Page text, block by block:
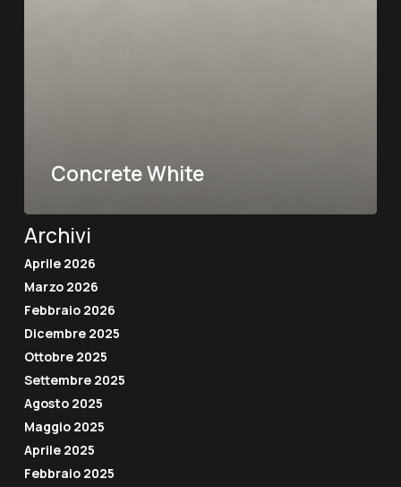
Concrete White
Archivi
Aprile 2026
Marzo 2026
Febbraio 2026
Dicembre 2025
Ottobre 2025
Settembre 2025
Agosto 2025
Maggio 2025
Aprile 2025
Febbraio 2025